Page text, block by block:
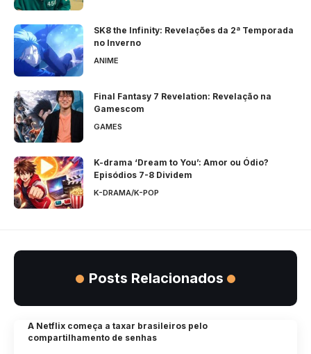
SK8 the Infinity: Revelações da 2ª Temporada
no Inverno
ANIME
Final Fantasy 7 Revelation: Revelação na
Gamescom
GAMES
K-drama ‘Dream to You’: Amor ou Ódio?
Episódios 7-8 Dividem
K-DRAMA/K-POP
Posts Relacionados
A Netflix começa a taxar brasileiros pelo
compartilhamento de senhas